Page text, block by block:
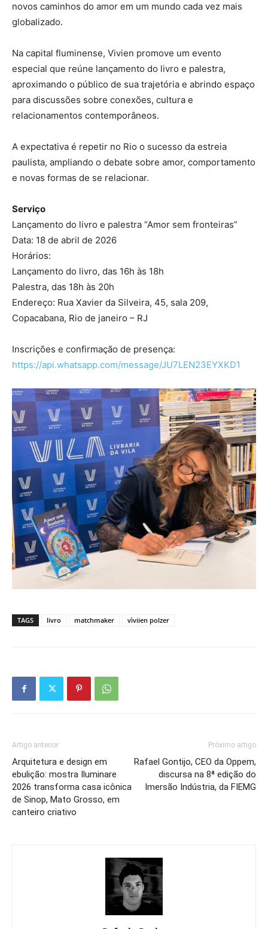
novos caminhos do amor em um mundo cada vez mais
globalizado.
Na capital fluminense, Vivien promove um evento
especial que reúne lançamento do livro e palestra,
aproximando o público de sua trajetória e abrindo espaço
para discussões sobre conexões, cultura e
relacionamentos contemporâneos.
A expectativa é repetir no Rio o sucesso da estreia
paulista, ampliando o debate sobre amor, comportamento
e novas formas de se relacionar.
Serviço
Lançamento do livro e palestra “Amor sem fronteiras”
Data: 18 de abril de 2026
Horários:
Lançamento do livro, das 16h às 18h
Palestra, das 18h às 20h
Endereço: Rua Xavier da Silveira, 45, sala 209,
Copacabana, Rio de janeiro – RJ
Inscrições e confirmação de presença:
https://api.whatsapp.com/message/JU7LEN23EYXKD1
TAGS livro matchmaker vìviien polzer
Artigo anterior
Arquitetura e design em
ebulição: mostra Iluminare
2026 transforma casa icônica
de Sinop, Mato Grosso, em
canteiro criativo
Próximo artigo
Rafael Gontijo, CEO da Oppem,
discursa na 8ª edição do
Imersão Indústria, da FIEMG